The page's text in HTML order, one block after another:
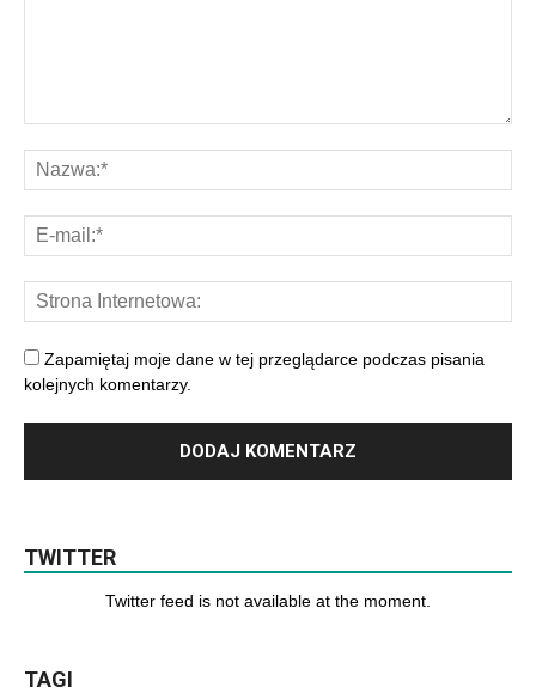
Zapamiętaj moje dane w tej przeglądarce podczas pisania
kolejnych komentarzy.
TWITTER
Twitter feed is not available at the moment.
TAGI